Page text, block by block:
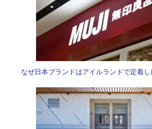
なぜ日本ブランドはアイルランドで定着